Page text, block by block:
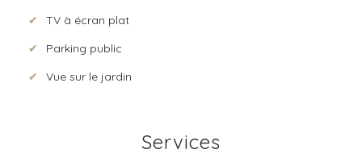
TV à écran plat
Parking public
Vue sur le jardin
Services